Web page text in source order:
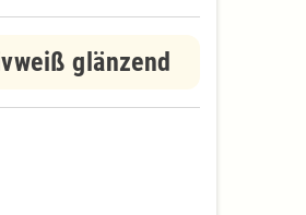
glänzend